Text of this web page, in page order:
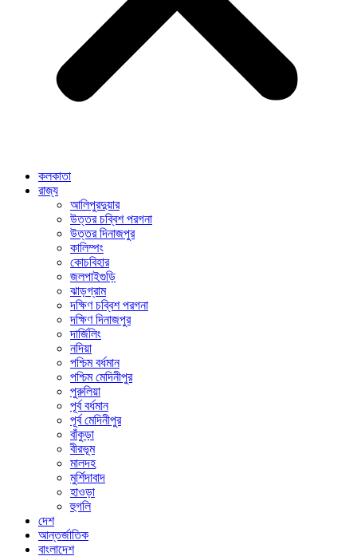
কলকাতা
রাজ্য
আলিপুরদুয়ার
উত্তর চব্বিশ পরগনা
উত্তর দিনাজপুর
কালিম্পং
কোচবিহার
জলপাইগুড়ি
ঝাড়গ্রাম
দক্ষিণ চব্বিশ পরগনা
দক্ষিণ দিনাজপুর
দার্জিলিং
নদিয়া
পশ্চিম বর্ধমান
পশ্চিম মেদিনীপুর
পুরুলিয়া
পূর্ব বর্ধমান
পূর্ব মেদিনীপুর
বাঁকুড়া
বীরভূম
মালদহ
মুর্শিদাবাদ
হাওড়া
হুগলি
দেশ
আন্তর্জাতিক
বাংলাদেশ